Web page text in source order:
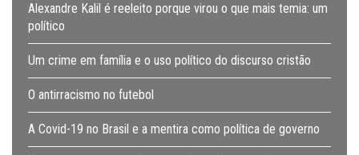
Alexandre Kalil é reeleito porque virou o que mais temia: um
político
Um crime em família e o uso político do discurso cristão
O antirracismo no futebol
A Covid-19 no Brasil e a mentira como política de governo